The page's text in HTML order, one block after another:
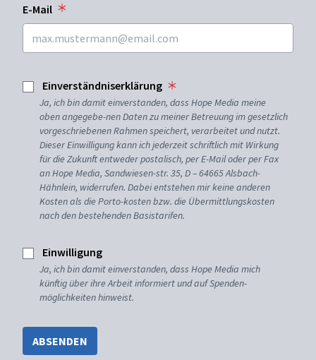
E-Mail
Einverständniserklärung
Ja, ich bin damit einverstanden, dass Hope Media meine
oben angegebe-nen Daten zu meiner Betreuung im gesetzlich
vorgeschriebenen Rahmen speichert, verarbeitet und nutzt.
Dieser Einwilligung kann ich jederzeit schriftlich mit Wirkung
für die Zukunft entweder postalisch, per E-Mail oder per Fax
an Hope Media, Sandwiesen-str. 35, D – 64665 Alsbach-
Hähnlein, widerrufen. Dabei entstehen mir keine anderen
Kosten als die Porto-kosten bzw. die Übermittlungskosten
nach den bestehenden Basistarifen.
Einwilligung
Ja, ich bin damit einverstanden, dass Hope Media mich
künftig über ihre Arbeit informiert und auf Spenden-
möglichkeiten hinweist.
ABSENDEN